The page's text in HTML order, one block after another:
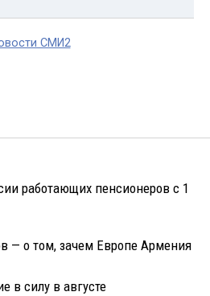
СМИ2
работающих пенсионеров с 1
— о том, зачем Европе Армения
в силу в августе